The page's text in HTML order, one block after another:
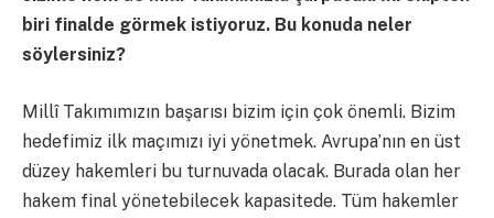
biri finalde görmek istiyoruz. Bu konuda neler
söylersiniz?
Millî Takımımızın başarısı bizim için çok önemli. Bizim
hedefimiz ilk maçımızı iyi yönetmek. Avrupa’nın en üst
düzey hakemleri bu turnuvada olacak. Burada olan her
hakem final yönetebilecek kapasitede. Tüm hakemler